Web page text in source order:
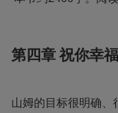
第四章 祝你幸福
山姆的目标很明确